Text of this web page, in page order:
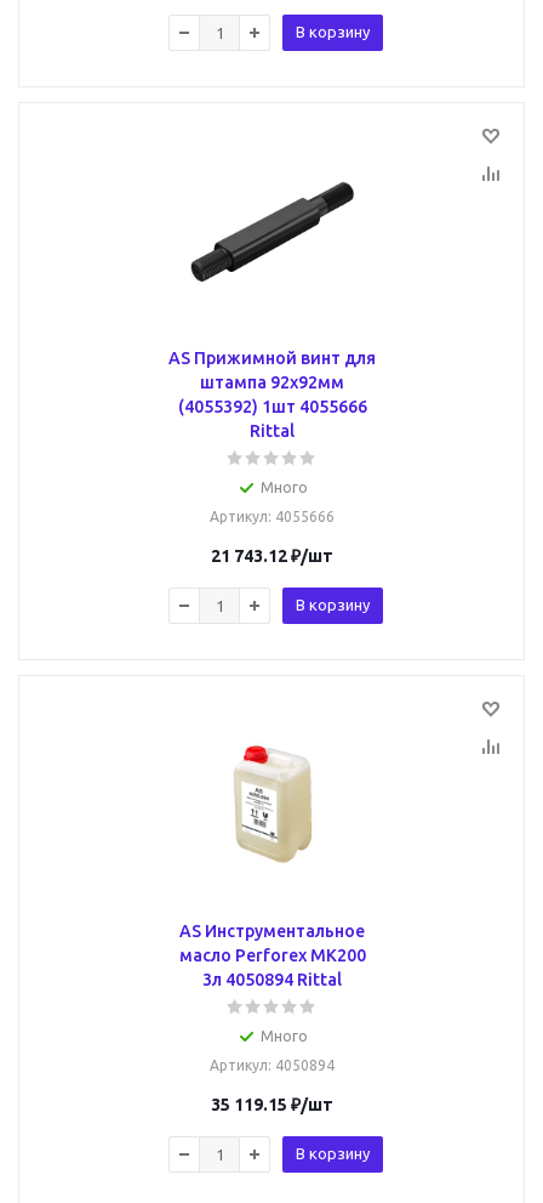
В корзину
AS Прижимной винт для
штампа 92х92мм
(4055392) 1шт 4055666
Rittal
Много
Артикул: 4055666
21 743.12₽/шт
В корзину
AS Инструментальное
масло Perforex МК200
3л 4050894 Rittal
Много
Артикул: 4050894
35 119.15 ₽/шт
В корзину